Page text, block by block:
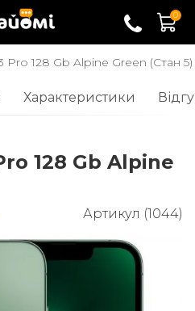
0
Pro 128 Gb Alpine Green (Стан 5)
Характеристики
128 Gb Alpine
Артикул (1044)